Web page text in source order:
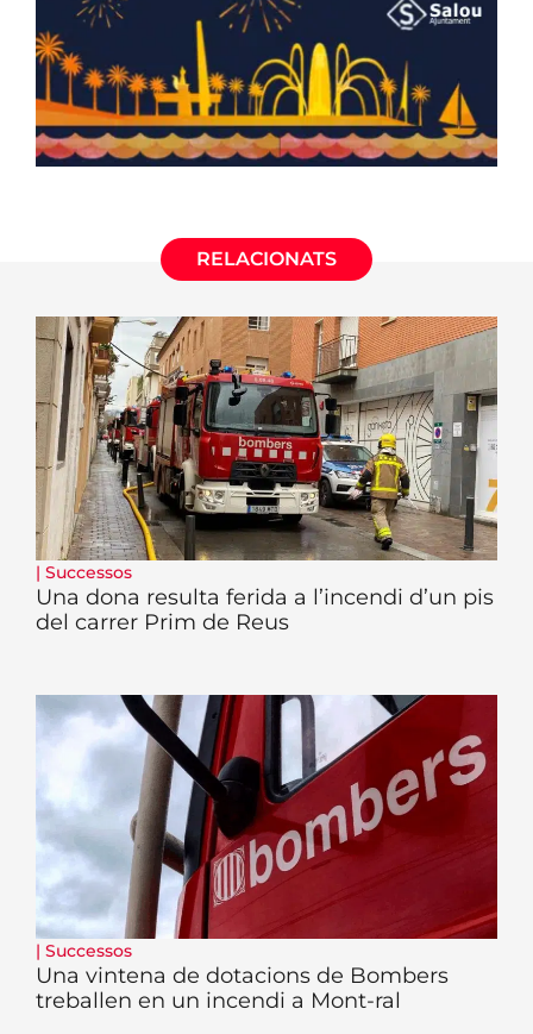
RELACIONATS
| Successos
Una dona resulta ferida a l’incendi d’un pis
del carrer Prim de Reus
| Successos
Una vintena de dotacions de Bombers
treballen en un incendi a Mont-ral